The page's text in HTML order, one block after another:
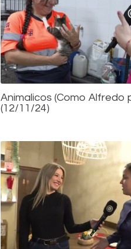
Animalicos (Como Alfredo
(12/11/24)